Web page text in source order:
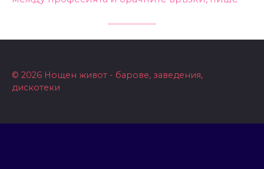
© 2026 Нощен живот - барове, заведения,
дискотеки